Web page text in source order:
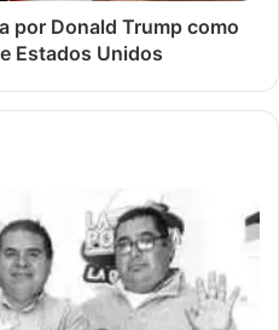
por Donald Trump como
Estados Unidos